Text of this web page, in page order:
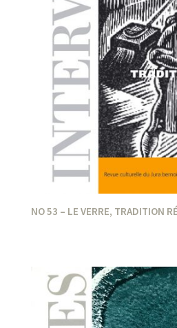
NO 53 – LE VERRE, TRADITION